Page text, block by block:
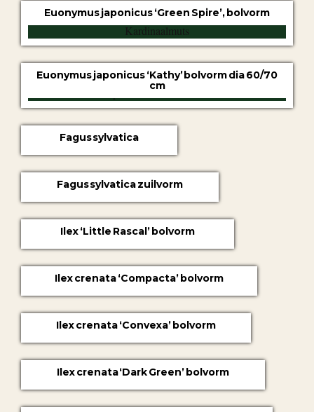
Euonymus japonicus ‘Green Spire’, bolvorm
Euonymus japonicus ‘Kathy’ bolvorm dia 60/70
cm
Fagus sylvatica
Fagus sylvatica zuilvorm
Ilex ‘Little Rascal’ bolvorm
Ilex crenata ‘Compacta’ bolvorm
Ilex crenata ‘Convexa’ bolvorm
Ilex crenata ‘Dark Green’ bolvorm